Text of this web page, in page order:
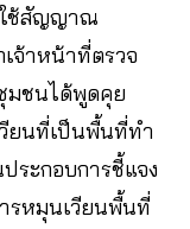
ใช้สัญญาณ
เจ้าหน้าที่ตรวจ
มชนได้พูดคุย
วียนที่เป็นพื้นที่ทำ
ระกอบการชี้แจง
รหมุนเวียนพื้นที่